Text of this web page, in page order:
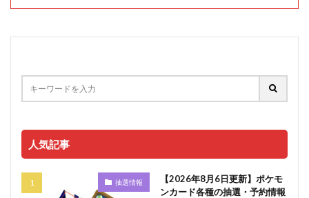
人気記事
抽選情報
【2026年8月6日更新】ポケモ
ンカード各種の抽選・予約情報